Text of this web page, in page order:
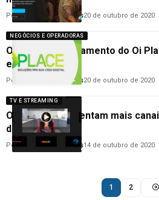
PorAnderson Guimarães20 de outubro de 2020
NEGÓCIOS E OPERADORAS
Oi oficializa lançamento do Oi
estratégia
Por Anderson Guimarães20 de outubro de 2020
TV E STREAMING
Oi e SKY acrescentam mais
demanda
Por Anderson Guimarães14 de outubro de 2020
1 2